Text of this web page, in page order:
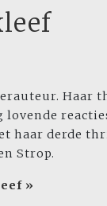
Haar
lovende
haar derde
Strop.
»